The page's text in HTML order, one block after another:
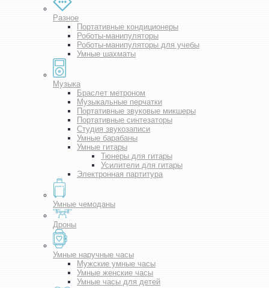
Разное
Портативные кондиционеры
Роботы-манипуляторы
Роботы-манипуляторы для учебы
Умные шахматы
Музыка
Браслет метроном
Музыкальные перчатки
Портативные звуковые микшеры
Портативные синтезаторы
Студия звукозаписи
Умные барабаны
Умные гитары
Тюнеры для гитары
Усилители для гитары
Электронная партитура
Умные чемоданы
Дроны
Умные наручные часы
Мужские умные часы
Умные женские часы
Умные часы для детей